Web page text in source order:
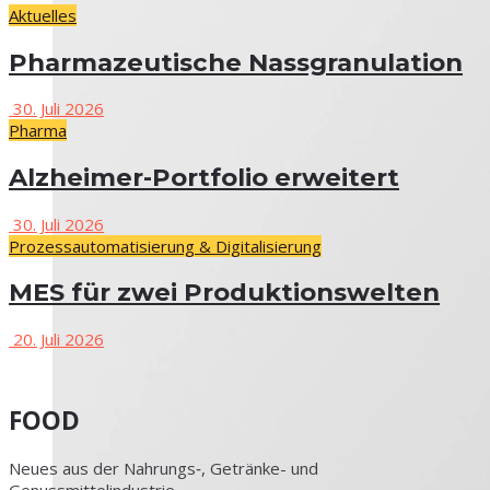
Aktu­el­les
Phar­ma­zeu­ti­sche Nassgranulation
30. Juli 2026
Phar­ma
Alz­hei­­mer-Por­t­­fo­­lio erweitert
30. Juli 2026
Pro­zess­au­to­ma­ti­sie­rung & Digitalisierung
MES für zwei Produktionswelten
20. Juli 2026
FOOD
Neu­es aus der Nahrungs‑, Geträn­ke- und